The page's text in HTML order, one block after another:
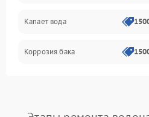
Капает вода
Коррозия бака